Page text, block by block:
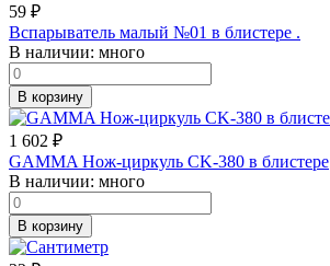
59 ₽
Вспарыватель малый №01 в блистере .
В наличии: много
В корзину
1 602 ₽
GAMMA Нож-циркуль CK-380 в блистере
В наличии: много
В корзину